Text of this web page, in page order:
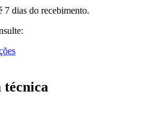
7 dias do recebimento.
técnica